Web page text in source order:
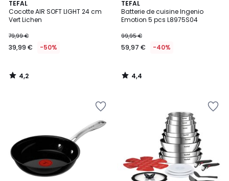
TEFAL
Cocotte AIR SOFT LIGHT 24 cm
Vert Lichen
79,99 €
39,99 € -50%
4,2
/ 5
4,2
/
TEFAL
Batterie de cuisine Ingenio
Emotion 5 pcs L8975S04
99,95 €
59,97 € -40%
4,4
/ 5
4,4
/